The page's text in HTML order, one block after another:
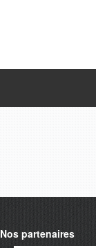
Nos partenaires